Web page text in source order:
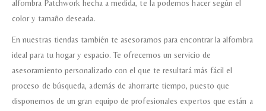
alfombra Patchwork hecha a medida, te la podemos hacer según el
color y tamaño deseada.
En nuestras tiendas también te asesoramos para encontrar la alfombra
ideal para tu hogar y espacio. Te ofrecemos un servicio de
asesoramiento personalizado con el que te resultará más fácil el
proceso de búsqueda, además de ahorrarte tiempo, puesto que
disponemos de un gran equipo de profesionales expertos que están a